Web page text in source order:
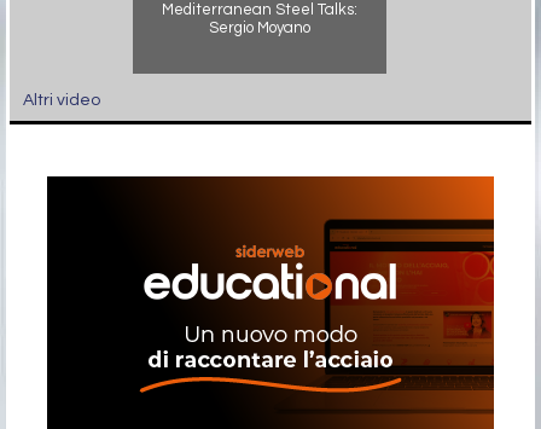
Mediterranean Steel Talks:
Sergio Moyano
Altri video